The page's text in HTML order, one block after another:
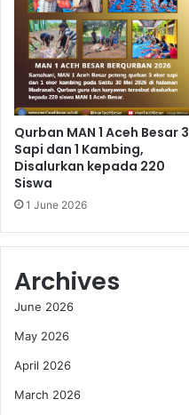
Qurban MAN 1 Aceh Besar 3
Sapi dan 1 Kambing,
Disalurkan kepada 220
Siswa
1 June 2026
Archives
June 2026
May 2026
April 2026
March 2026